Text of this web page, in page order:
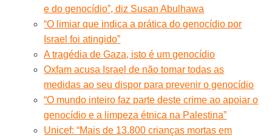
e do genocídio”, diz Susan Abulhawa
“O limiar que indica a prática do genocídio por
Israel foi atingido”
A tragédia de Gaza, isto é um genocídio
Oxfam acusa Israel de não tomar todas as
medidas ao seu dispor para prevenir o genocídio
“O mundo inteiro faz parte deste crime ao apoiar o
genocídio e a limpeza étnica na Palestina”
Unicef: “Mais de 13.800 crianças mortas em